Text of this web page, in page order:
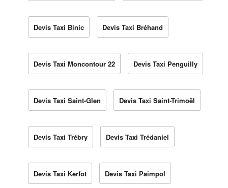
Devis Taxi Binic Devis Taxi Bréhand
Devis Taxi Moncontour 22 Devis Taxi Penguilly
Devis Taxi Saint-Glen Devis Taxi Saint-Trimoël
Devis Taxi Trébry Devis Taxi Trédaniel
Devis Taxi Kerfot Devis Taxi Paimpol